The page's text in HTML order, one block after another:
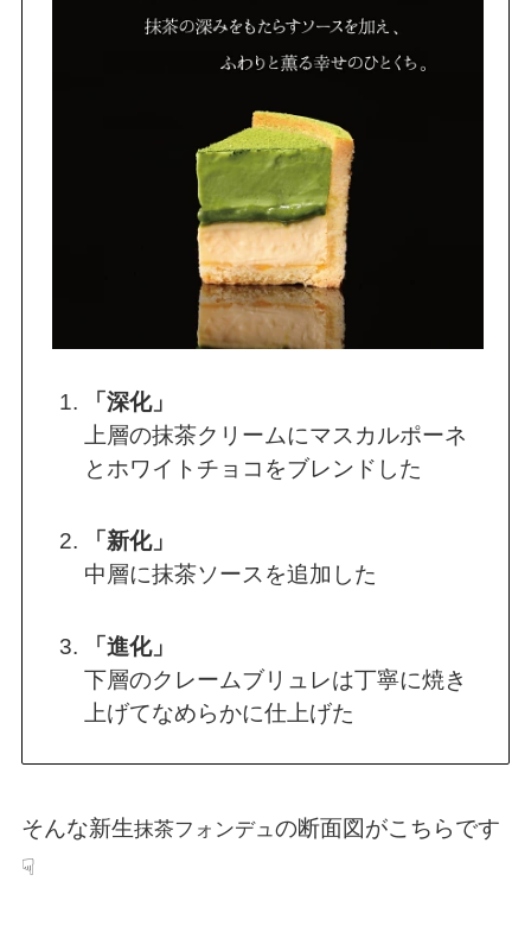
「深化」
上層の抹茶クリームにマスカルポーネ
とホワイトチョコをブレンドした
「新化」
中層に抹茶ソースを追加した
「進化」
下層のクレームブリュレは丁寧に焼き
上げてなめらかに仕上げた
そんな新生抹茶フォンデュの断面図がこちらです
☟